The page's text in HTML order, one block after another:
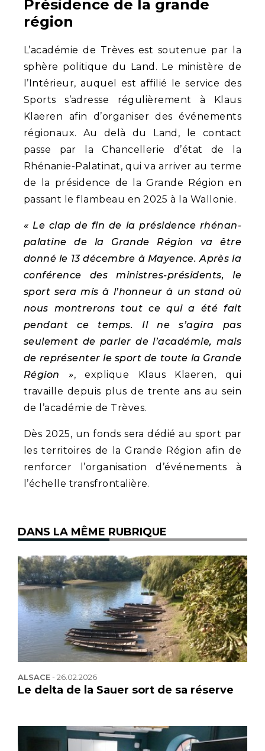
Présidence de la grande
région
L’académie de Trèves est soutenue par la
sphère politique du Land. Le ministère de
l’Intérieur, auquel est affilié le service des
Sports s’adresse régulièrement à Klaus
Klaeren afin d’organiser des événements
régionaux. Au delà du Land, le contact
passe par la Chancellerie d’état de la
Rhénanie-Palatinat, qui va arriver au terme
de la présidence de la Grande Région en
passant le flambeau en 2025 à la Wallonie.
« Le clap de fin de la présidence rhénan-
palatine de la Grande Région va être
donné le 13 décembre à Mayence. Après la
conférence des ministres-présidents, le
sport sera mis à l’honneur à un stand où
nous montrerons tout ce qui a été fait
pendant ce temps. Il ne s’agira pas
seulement de parler de l’académie, mais
de représenter le sport de toute la Grande
Région », explique Klaus Klaeren, qui
travaille depuis plus de trente ans au sein
de l’académie de Trèves.
Dès 2025, un fonds sera dédié au sport par
les territoires de la Grande Région afin de
renforcer l’organisation d’événements à
l’échelle transfrontalière.
DANS LA MÊME RUBRIQUE
ALSACE-26.02.2026
Le delta de la Sauer sort de sa réserve